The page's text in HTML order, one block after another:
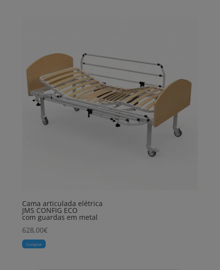
Cama articulada elétrica
JMS CONFIG ECO
com guardas em metal
628,00€
Comprar